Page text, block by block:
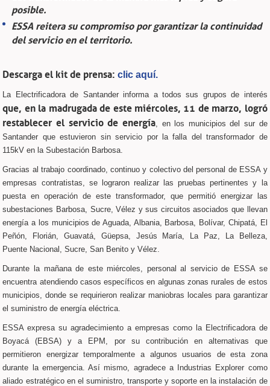
posible.
ESSA reitera su compromiso por garantizar la continuidad
del servicio en el territorio.
Descarga el kit de prensa:clic aquí.
La Electrificadora de Santander informa a todos sus grupos de interés
que, en la madrugada de este miércoles, 11 de marzo, logró
restablecer el servicio de energía, en los municipios del sur de
Santander que estuvieron sin servicio por la falla del transformador de
115kV en la Subestación Barbosa.
Gracias al trabajo coordinado, continuo y colectivo del personal de ESSA y
empresas contratistas, se lograron realizar las pruebas pertinentes y la
puesta en operación de este transformador, que permitió energizar las
subestaciones Barbosa, Sucre, Vélez y sus circuitos asociados que llevan
energía a los municipios de Aguada, Albania, Barbosa, Bolívar, Chipatá, El
Peñón, Florián, Guavatá, Güepsa, Jesús María, La Paz, La Belleza,
Puente Nacional, Sucre, San Benito y Vélez.
Durante la mañana de este miércoles, personal al servicio de ESSA se
encuentra atendiendo casos específicos en algunas zonas rurales de estos
municipios, donde se requirieron realizar maniobras locales para garantizar
el suministro de energía eléctrica.
ESSA expresa su agradecimiento a empresas como la Electrificadora de
Boyacá (EBSA) y a EPM, por su contribución en alternativas que
permitieron energizar temporalmente a algunos usuarios de esta zona
durante la emergencia. Así mismo, agradece a Industrias Explorer como
aliado estratégico en el suministro, transporte y soporte en la instalación de